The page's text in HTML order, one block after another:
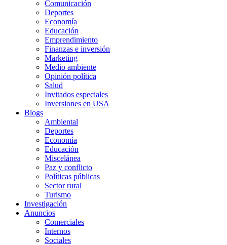
Comunicación
Deportes
Economía
Educación
Emprendimiento
Finanzas e inversión
Marketing
Medio ambiente
Opinión política
Salud
Invitados especiales
Inversiones en USA
Blogs
Ambiental
Deportes
Economía
Educación
Miscelánea
Paz y conflicto
Políticas públicas
Sector rural
Turismo
Investigación
Anuncios
Comerciales
Internos
Sociales